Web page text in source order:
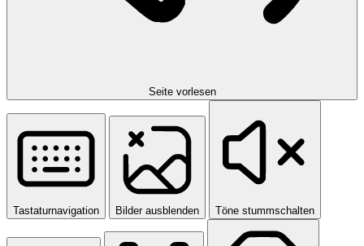
Seite vorlesen
Tastaturnavigation Bilder ausblenden Töne stummschalten